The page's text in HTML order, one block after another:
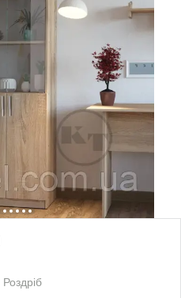
Роздріб